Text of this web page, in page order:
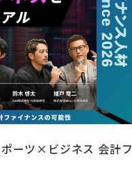
ポーツ×ビジネス 会計フ